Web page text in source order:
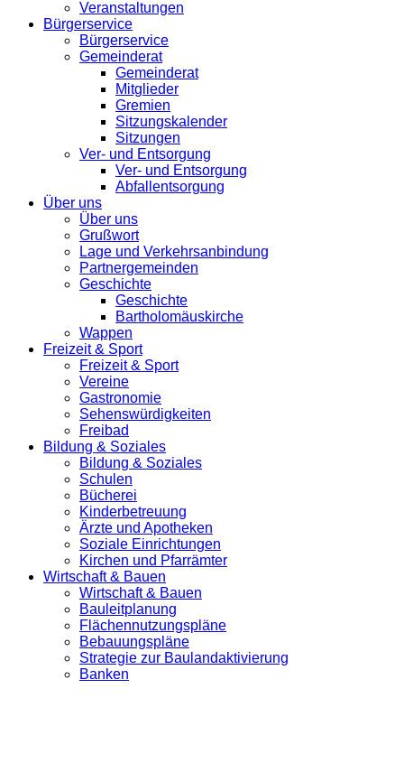
Veranstaltungen
Bürgerservice
Bürgerservice
Gemeinderat
Gemeinderat
Mitglieder
Gremien
Sitzungskalender
Sitzungen
Ver- und Entsorgung
Ver- und Entsorgung
Abfallentsorgung
Über uns
Über uns
Grußwort
Lage und Verkehrsanbindung
Partnergemeinden
Geschichte
Geschichte
Bartholomäuskirche
Wappen
Freizeit & Sport
Freizeit & Sport
Vereine
Gastronomie
Sehenswürdigkeiten
Freibad
Bildung & Soziales
Bildung & Soziales
Schulen
Bücherei
Kinderbetreuung
Ärzte und Apotheken
Soziale Einrichtungen
Kirchen und Pfarrämter
Wirtschaft & Bauen
Wirtschaft & Bauen
Bauleitplanung
Flächennutzungspläne
Bebauungspläne
Strategie zur Baulandaktivierung
Banken